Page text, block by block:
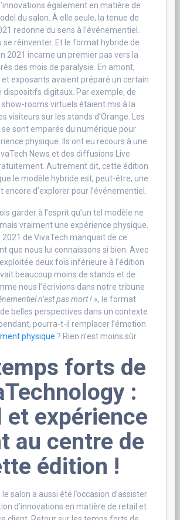
également en matière de
du salon. À elle seule, la tenue de
redonne du sens à l’événementiel.
se réinventer. Et le format hybride de
2021 incarne un premier pas vers la
des mois de paralysie. En amont,
exposants avaient préparé un certain
dispositifs digitaux. Par exemple, de
rooms virtuels étaient mis à la
visiteurs sur les stands d’Orange. Les
sont emparés du numérique pour
physique. Ils ont eu recours à une
News et des diffusions Live
Autrement dit, cette édition
le modèle hybride est, peut-être, une
encore d’explorer pour l’événementiel.
garder à l’esprit qu’un tel modèle ne
vraiment une expérience physique.
2021 de VivaTech manquait de ce
que nous lui connaissons si bien. Avec
deux fois inférieure à l’édition
beaucoup moins de stands et de
nous l’écrivions dans notre tribune
n’est pas mort !», le format
belles perspectives dans un contexte
pourra-t-il remplacer l’émotion
physique ? Rien n’est moins sûr.
forts de
:
et expérience
au centre de
édition !
salon a aussi été l’occasion d’assister
d’innovations en matière de retail et